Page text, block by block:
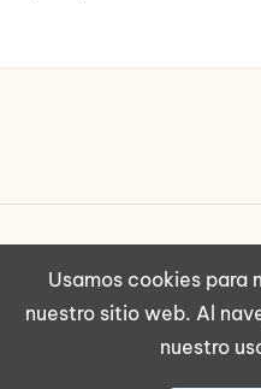
Política de cookies
|
|
Usamos cookies para
nuestro sitio web. Al
nuestro